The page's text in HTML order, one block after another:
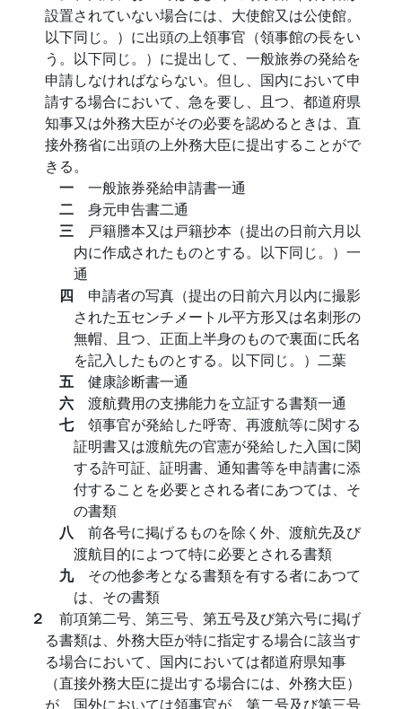
設置されていない場合には、大使館又は公使館。
以下同じ。）に出頭の上領事官（領事館の長をい
う。以下同じ。）に提出して、一般旅券の発給を
申請しなければならない。但し、国内において申
請する場合において、急を要し、且つ、都道府県
知事又は外務大臣がその必要を認めるときは、直
接外務省に出頭の上外務大臣に提出することがで
きる。
一 一般旅券発給申請書一通
二 身元申告書二通
三
戸籍謄本又は戸籍抄本（提出の日前六月以
内に作成されたものとする。以下同じ。）一
通
四 申請者の写真（提出の日前六月以内に撮影
された五センチメートル平方形又は名刺形の
無帽、且つ、正面上半身のもので裏面に氏名
を記入したものとする。以下同じ。）二葉
五 健康診断書一通
六 渡航費用の支拂能力を立証する書類一通
七 領事官が発給した呼寄、再渡航等に関する
証明書又は渡航先の官憲が発給した入国に関
する許可証、証明書、通知書等を申請書に添
付することを必要とされる者にあつては、そ
の書類
八 前各号に掲げるものを除く外、渡航先及び
渡航目的によつて特に必要とされる書類
九 その他参考となる書類を有する者にあつて
は、その書類
２ 前項第二号、第三号、第五号及び第六号に掲げ
る書類は、外務大臣が特に指定する場合に該当す
る場合において、国内においては都道府県知事
（直接外務大臣に提出する場合には、外務大臣）
が、国外においては領事官が、第二号及び第三号